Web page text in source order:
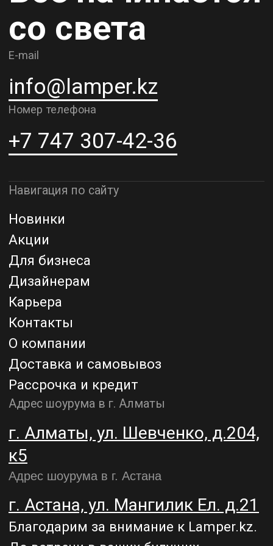
Доставка и самовывоз
Рассрочка и кредит
Адрес шоурума в г. Алматы
г. Алматы, ул. Шевченко, д.204,
к5
Адрес шоурума в г. Астана
Благодарим за внимание к Lamper.kz.
До встречи в ваших будущих
Назад наверх